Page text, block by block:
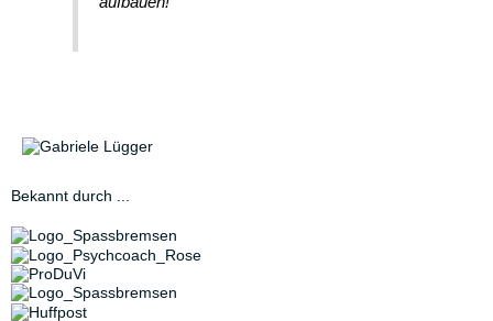
Bekannt durch ...